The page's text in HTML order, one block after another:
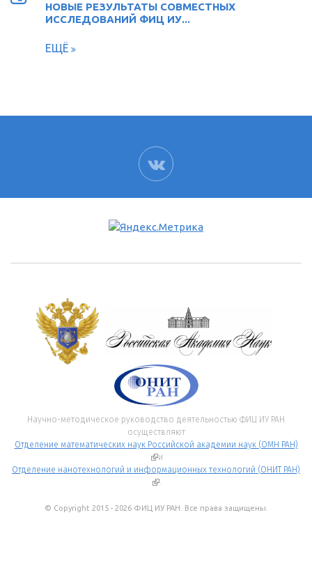
НОВЫЕ РЕЗУЛЬТАТЫ СОВМЕСТНЫХ
ИССЛЕДОВАНИЙ ФИЦ ИУ...
ЕЩЁ
ВК
Научно-методическое руководство деятельностью ФИЦ ИУ РАН
осуществляют
Отделение математических наук Российской академии наук (ОМН РАН)
(внешняя ссылка)
и
Отделение нанотехнологий и информационных технологий (ОНИТ РАН)
(внешняя ссылка)
.
© Copyright 2015 - 2026 ФИЦ ИУ РАН. Все права защищены.